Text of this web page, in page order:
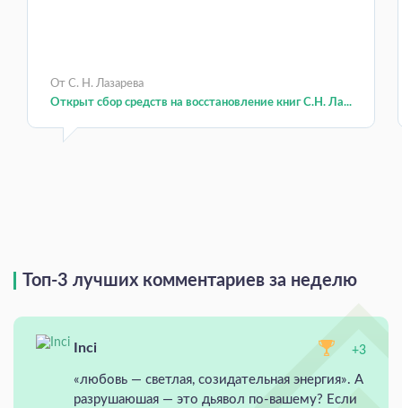
От С. Н. Лазарева
Открыт сбор средств на восстановление книг С.Н. Ла...
Топ-3 лучших комментариев за неделю
Inci +3
«любовь — светлая, созидательная энергия». А
разрушаюшая — это дьявол по-вашему? Если